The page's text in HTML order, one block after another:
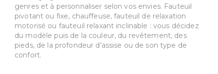
genres et à personnaliser selon vos envies. Fauteuil
pivotant ou fixe, chauffeuse, fauteuil de relaxation
motorisé ou fauteuil relaxant inclinable : vous décidez
du modèle puis de la couleur, du revêtement, des
pieds, de la profondeur d'assise ou de son type de
confort.